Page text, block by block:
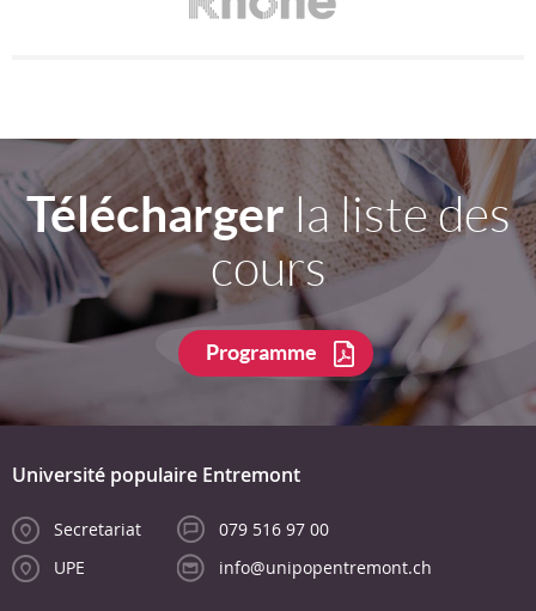
Téléchargerla liste des
cours
Programme
Université populaire Entremont
Secretariat
UPE
079 516 97 00
info@unipopentremont.ch